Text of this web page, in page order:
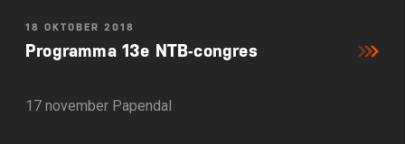
18 OKTOBER 2018
Programma 13e NTB-congres
17 november Papendal